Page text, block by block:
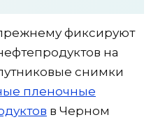
фиксируют
на
снимки
пленочные
в Черном